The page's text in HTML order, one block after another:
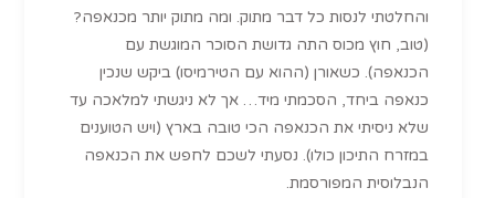
והחלטתי לנסות כל דבר מתוק. ומה מתוק יותר מכנאפה?
(טוב, חוץ מכוס התה גדושת הסוכר המוגשת עם
הכנאפה). כשאורן (ההוא עם הטירמיסו) ביקש שנכין
כנאפה ביחד, הסכמתי מיד… אך לא ניגשתי למלאכה עד
שלא ניסיתי את הכנאפה הכי טובה בארץ (ויש הטוענים
במזרח התיכון כולו). נסעתי לשכם לחפש את הכנאפה
הנבלוסית המפורסמת.